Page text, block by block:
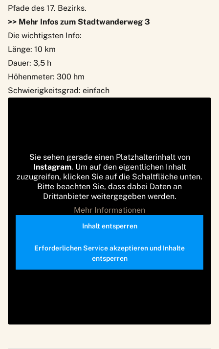
Pfade des 17. Bezirks.
>> Mehr Infos zum Stadtwanderweg 3
Die wichtigsten Info:
Länge: 10 km
Dauer: 3,5 h
Höhenmeter: 300 hm
Schwierigkeitsgrad: einfach
Sie sehen gerade einen Platzhalterinhalt von
Instagram. Um auf den eigentlichen Inhalt
zuzugreifen, klicken Sie auf die Schaltfläche unten.
Bitte beachten Sie, dass dabei Daten an
Drittanbieter weitergegeben werden.
Mehr Informationen
Inhalt entsperren
Erforderlichen Service akzeptieren und Inhalte
entsperren